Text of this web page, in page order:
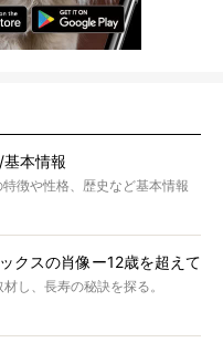
本情報
徴や性格、歴史など基本情報
クスの肖像ー12歳を超えて
し、長寿の秘訣を探る。